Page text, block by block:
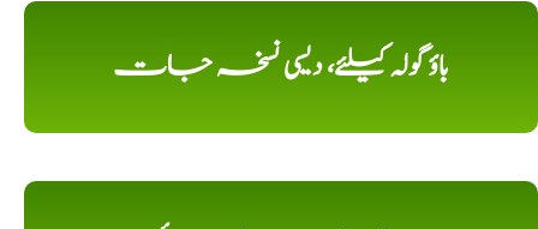
باؤ گولہ کیلئے، دیسی نسخہ جات